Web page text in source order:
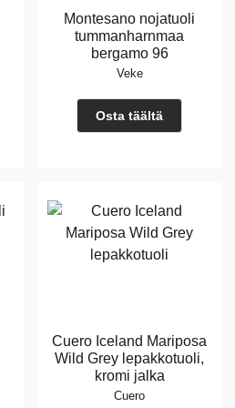
Montesano nojatuoli
tummanharnmaa
bergamo 96
Veke
Osta täältä
Cuero Iceland Mariposa
Wild Grey lepakkotuoli,
kromi jalka
Cuero